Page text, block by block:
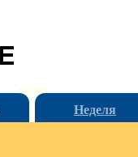
Неделя